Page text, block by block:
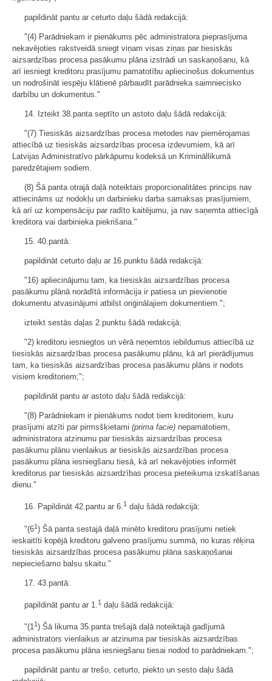
papildināt pantu ar ceturto daļu šādā redakcijā:
"(4) Parādniekam ir pienākums pēc administratora pieprasījuma
nekavējoties rakstveidā sniegt viņam visas ziņas par tiesiskās
aizsardzības procesa pasākumu plāna izstrādi un saskaņošanu, kā
arī iesniegt kreditoru prasījumu pamatotību apliecinošus dokumentus
un nodrošināt iespēju klātienē pārbaudīt parādnieka saimniecisko
darbību un dokumentus."
14. Izteikt 38.panta septīto un astoto daļu šādā redakcijā:
"(7) Tiesiskās aizsardzības procesa metodes nav piemērojamas
attiecībā uz tiesiskās aizsardzības procesa izdevumiem, kā arī
Latvijas Administratīvo pārkāpumu kodeksā un Krimināllikumā
paredzētajiem sodiem.
(8) Šā panta otrajā daļā noteiktais proporcionalitātes princips nav
attiecināms uz nodokļu un darbinieku darba samaksas prasījumiem,
kā arī uz kompensāciju par radīto kaitējumu, ja nav saņemta attiecīgā
kreditora vai darbinieka piekrišana."
15. 40.pantā:
papildināt ceturto daļu ar 16.punktu šādā redakcijā:
"16) apliecinājumu tam, ka tiesiskās aizsardzības procesa
pasākumu plānā norādītā informācija ir patiesa un pievienotie
dokumentu atvasinājumi atbilst oriģinālajiem dokumentiem.";
izteikt sestās daļas 2.punktu šādā redakcijā:
"2) kreditoru iesniegtos un vērā neņemtos iebildumus attiecībā uz
tiesiskās aizsardzības procesa pasākumu plānu, kā arī pierādījumus
tam, ka tiesiskās aizsardzības procesa pasākumu plāns ir nodots
visiem kreditoriem;";
papildināt pantu ar astoto daļu šādā redakcijā:
"(8) Parādniekam ir pienākums nodot tiem kreditoriem, kuru
prasījumi atzīti par pirmsšķietami (prima facie) nepamatotiem,
administratora atzinumu par tiesiskās aizsardzības procesa
pasākumu plānu vienlaikus ar tiesiskās aizsardzības procesa
pasākumu plāna iesniegšanu tiesā, kā arī nekavējoties informēt
kreditorus par tiesiskās aizsardzības procesa pieteikuma izskatīšanas
dienu."
16. Papildināt 42.pantu ar 6.1 daļu šādā redakcijā:
"(61) Šā panta sestajā daļā minēto kreditoru prasījumi netiek
ieskaitīti kopējā kreditoru galveno prasījumu summā, no kuras rēķina
tiesiskās aizsardzības procesa pasākumu plāna saskaņošanai
nepieciešamo balsu skaitu."
17. 43.pantā:
papildināt pantu ar 1.1 daļu šādā redakcijā:
"(11 ) Šā likuma 35.panta trešajā daļā noteiktajā gadījumā
administrators vienlaikus ar atzinuma par tiesiskās aizsardzības
procesa pasākumu plāna iesniegšanu tiesai nodod to parādniekam.";
papildināt pantu ar trešo, ceturto, piekto un sesto daļu šādā